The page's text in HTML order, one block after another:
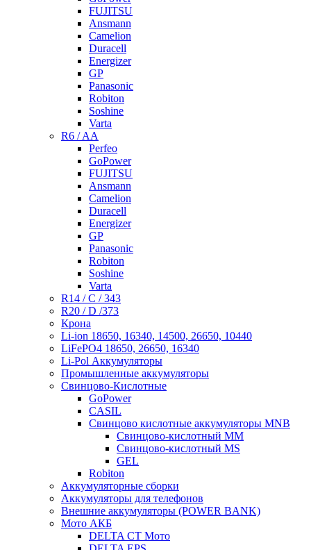
FUJITSU
Ansmann
Camelion
Duracell
Energizer
GP
Panasonic
Robiton
Soshine
Varta
R6 / AA
Perfeo
GoPower
FUJITSU
Ansmann
Camelion
Duracell
Energizer
GP
Panasonic
Robiton
Soshine
Varta
R14 / C / 343
R20 / D /373
Крона
Li-ion 18650, 16340, 14500, 26650, 10440
LiFePO4 18650, 26650, 16340
Li-Pol Аккумуляторы
Промышленные аккумуляторы
Свинцово-Кислотные
GoPower
CASIL
Свинцово кислотные аккумуляторы MNB
Cвинцово-кислотный MM
Cвинцово-кислотный MS
GEL
Robiton
Аккумуляторные сборки
Аккумуляторы для телефонов
Внешние аккумуляторы (POWER BANK)
Мото АКБ
DELTA CT Мото